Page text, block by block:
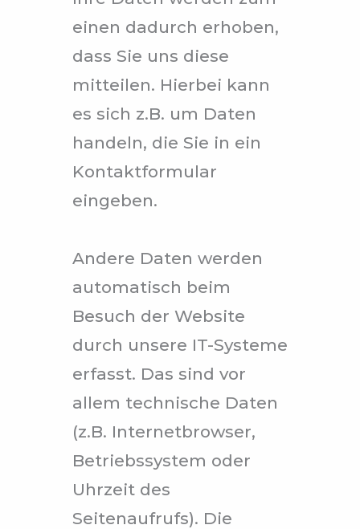
einen dadurch erhoben,
dass Sie uns diese
mitteilen. Hierbei kann
es sich z.B. um Daten
handeln, die Sie in ein
Kontaktformular
eingeben.
Andere Daten werden
automatisch beim
Besuch der Website
durch unsere IT-Systeme
erfasst. Das sind vor
allem technische Daten
(z.B. Internetbrowser,
Betriebssystem oder
Uhrzeit des
Seitenaufrufs). Die